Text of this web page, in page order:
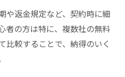
や返金規定など、契約時に細
者の方は特に、複数社の無料
比較することで、納得のいく